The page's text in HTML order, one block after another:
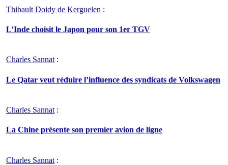
Thibault Doidy de Kerguelen :
L’Inde choisit le Japon pour son 1er TGV
Charles Sannat:
Le Qatar veut réduire l’influence des syndicats de Volkswagen
Charles Sannat :
La Chine présente son premier avion de ligne
Charles Sannat :